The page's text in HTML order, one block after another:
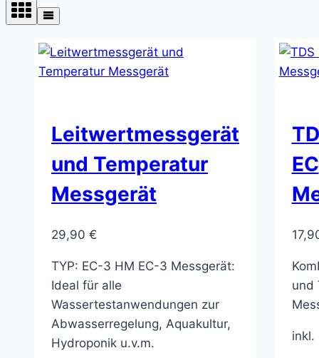
Leitwertmessgerät
und Temperatur
Messgerät
29,90 €
TYP: EC-3 HM EC-3 Messgerät:
Ideal für alle
Wassertestanwendungen zur
Abwasserregelung, Aquakultur,
Hydroponik u.v.m.
EC
und
inkl.